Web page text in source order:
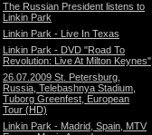
The Russian President listens to
Linkin Park
Linkin Park - Live In Texas
Linkin Park - DVD "Road To
Revolution: Live At Milton Keynes"
26.07.2009 St. Petersburg,
Russia, Telebashnya Stadium,
Tuborg Greenfest, European
Tour (HD)
Linkin Park - Madrid, Spain, MTV